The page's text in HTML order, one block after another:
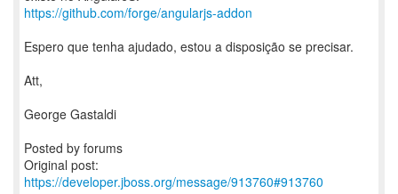
https://github.com/forge/angularjs-addon
Espero que tenha ajudado, estou a disposição se precisar.
Att,
George Gastaldi
Posted by forums
Original post:
https://developer.jboss.org/message/913760#913760